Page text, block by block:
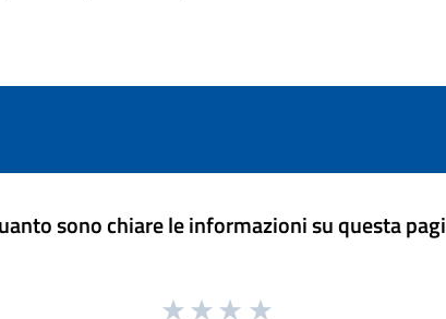
sono chiare le informazioni su questa